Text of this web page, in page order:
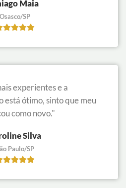
Maia
Osasco/SP
experientes e a
está ótimo, sinto que meu
como novo."
Silva
Paulo/SP